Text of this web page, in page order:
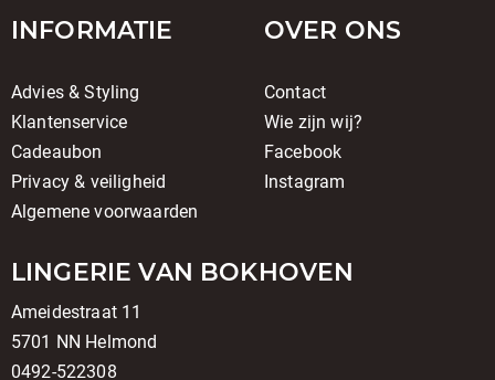
INFORMATIE
Advies & Styling
Klantenservice
Cadeaubon
Privacy & veiligheid
Algemene voorwaarden
OVER ONS
Contact
Wie zijn wij?
Facebook
Instagram
LINGERIE VAN BOKHOVEN
Ameidestraat 11
5701 NN Helmond
0492-522308